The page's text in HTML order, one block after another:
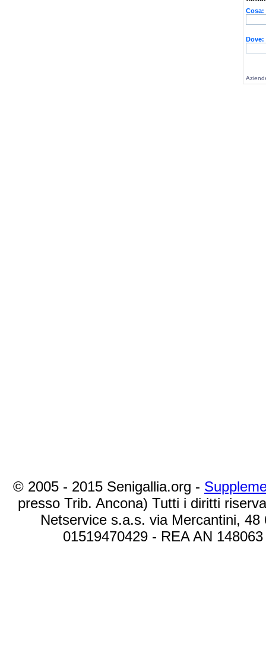
Cosa:
Dove:
© 2005 - 2015 Senigallia.org -
presso Trib. Ancona) Tutti i diritti
Netservice s.a.s. via Mercantini,
01519470429 - REA AN